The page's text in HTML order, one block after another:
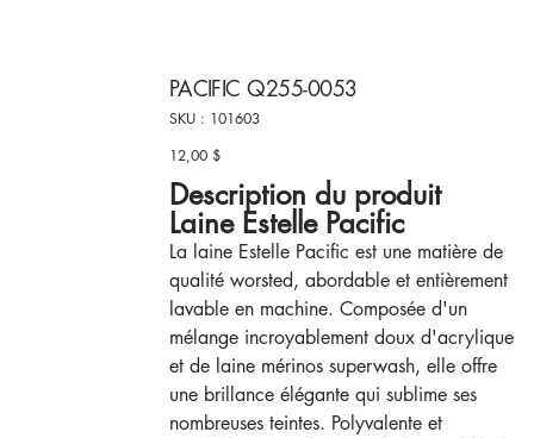
PACIFIC Q255-0053
SKU :
SKU
101603
101603
Prix
12,00 $
Description du produit
Laine Estelle Pacific
La laine Estelle Pacific est une matière de
qualité worsted, abordable et entièrement
lavable en machine. Composée d'un
mélange incroyablement doux d'acrylique
et de laine mérinos superwash, elle offre
une brillance élégante qui sublime ses
nombreuses teintes. Polyvalente et